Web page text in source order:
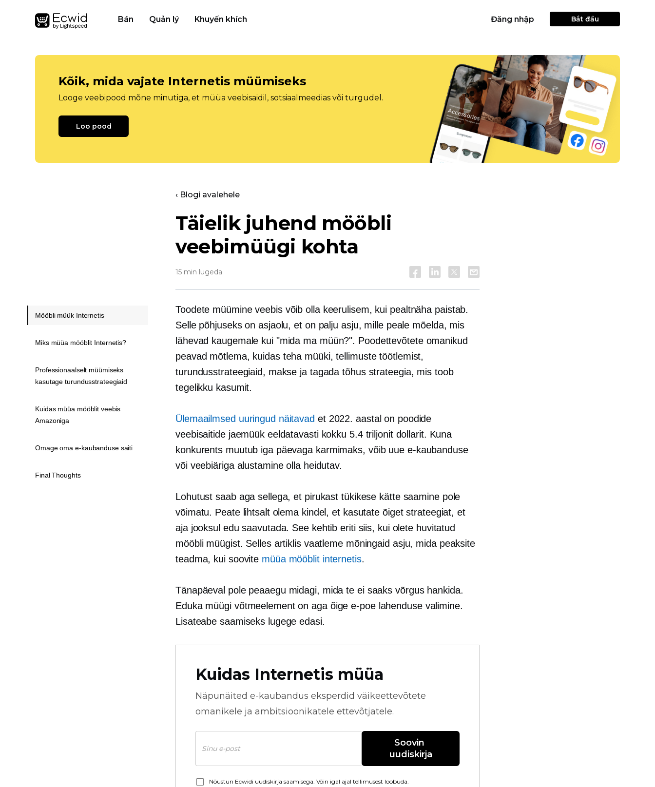
Bán Quản lý Khuyến khích Đăng nhập Bắt đầu
Kõik, mida vajate Internetis müümiseks
Looge veebipood mõne minutiga, et müüa veebisaidil, sotsiaalmeedias või turgudel.
Loo pood
‹ Blogi avalehele
Täielik juhend mööbli
veebimüügi kohta
15 min lugeda
Toodete müümine veebis võib olla keerulisem, kui pealtnäha paistab.
Selle põhjuseks on asjaolu, et on palju asju, mille peale mõelda, mis
lähevad kaugemale kui "mida ma müün?". Poodettevõtete omanikud
peavad mõtlema, kuidas teha müüki, tellimuste töötlemist,
turundusstrateegiaid, makse ja tagada tõhus strateegia, mis toob
tegelikku kasumit.
Ülemaailmsed uuringud näitavad et 2022. aastal on poodide
veebisaitide jaemüük eeldatavasti kokku 5.4 triljonit dollarit. Kuna
konkurents muutub iga päevaga karmimaks, võib uue e-kaubanduse
või veebiäriga alustamine olla heidutav.
Lohutust saab aga sellega, et pirukast tükikese kätte saamine pole
võimatu. Peate lihtsalt olema kindel, et kasutate õiget strateegiat, et
aja jooksul edu saavutada. See kehtib eriti siis, kui olete huvitatud
mööbli müügist. Selles artiklis vaatleme mõningaid asju, mida peaksite
teadma, kui soovite müüa mööblit internetis.
Tänapäeval pole peaaegu midagi, mida te ei saaks võrgus hankida.
Eduka müügi võtmeelement on aga õige e-poe lahenduse valimine.
Lisateabe saamiseks lugege edasi.
Kuidas Internetis müüa
Näpunäited e-kaubandus eksperdid väikeettevõtete
omanikele ja ambitsioonikatele ettevõtjatele.
Soovin
uudiskirja
Nõustun Ecwidi uudiskirja saamisega. Võin igal ajal tellimusest loobuda.
Mööbli müük Internetis
Miks müüa mööblit Internetis?
Professionaalselt müümiseks
kasutage turundusstrateegiaid
Kuidas müüa mööblit veebis
Amazoniga
Omage oma e-kaubanduse saiti
Final Thoughts